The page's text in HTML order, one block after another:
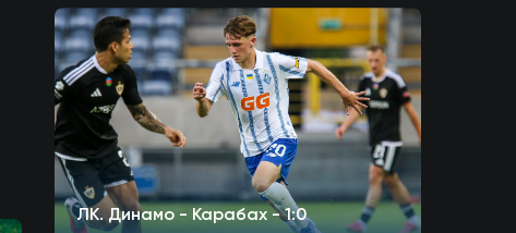
ЛК. Динамо - Карабах - 1:0